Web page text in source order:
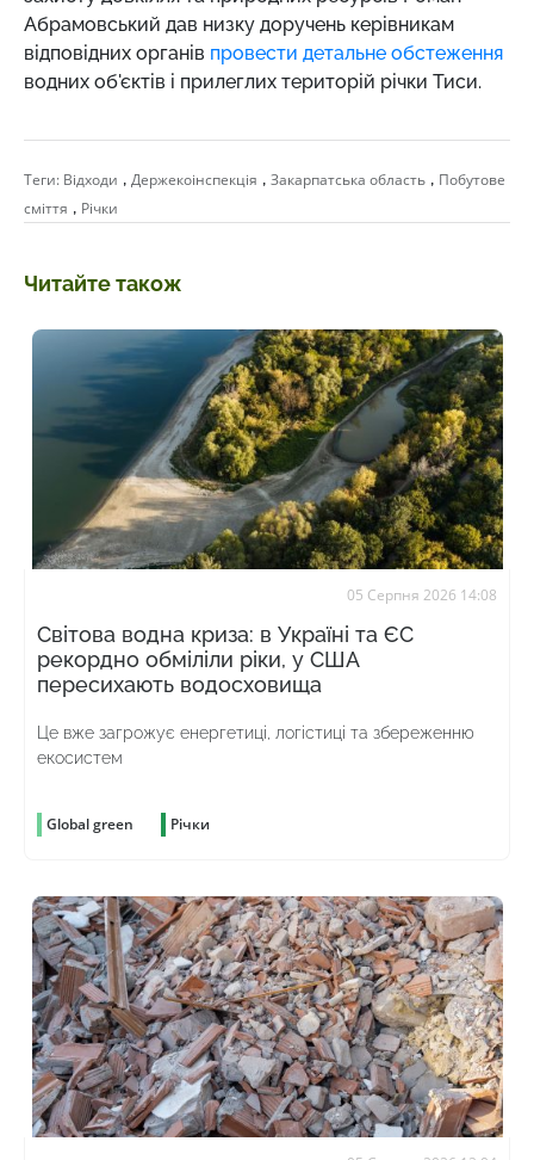
Абрамовський дав низку доручень керівникам
відповідних органів провести детальне обстеження
водних об'єктів і прилеглих територій річки Тиси.
Теги: Відходи , Держекоінспекція , Закарпатська область , Побутове
сміття , Річки
Читайте також
05 Серпня 2026 14:08
Світова водна криза: в Україні та ЄС
рекордно обміліли ріки, у США
пересихають водосховища
Це вже загрожує енергетиці, логістиці та збереженню
екосистем
Global green Річки